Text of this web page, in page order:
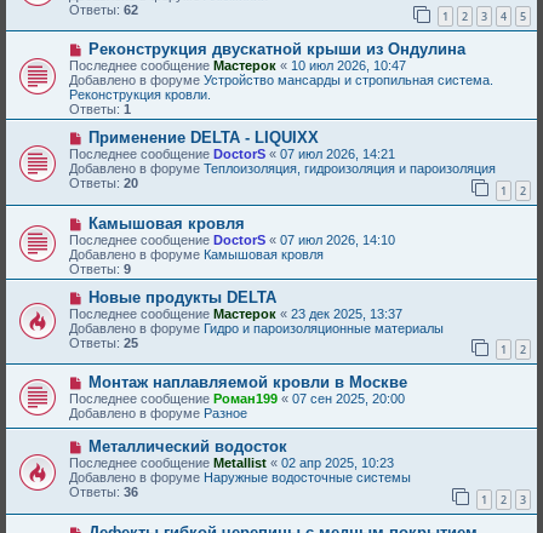
б
щ
е
н
и
е
о
е
с
о
б
щ
е
н
и
е
Ответы: 62 1 2 3 4 5
Н
о
в
о
е
с
о
о
б
щ
е
н
и
е
Реконструкция двускатной крыши из Ондулина
Последнее сообщение Мастерок « 10 июл 2026, 10:47
Добавлено в форуме Устройство мансарды и стропильная система.
Реконструкция кровли.
Ответы: 1
Н
о
в
о
е
с
о
о
б
щ
е
н
и
е
Применение DELTA - LIQUIXX
Последнее сообщение DoctorS « 07 июл 2026, 14:21
Добавлено в форуме Теплоизоляция, гидроизоляция и пароизоляция
Ответы: 20 1 2
Н
о
в
о
е
с
о
о
б
щ
е
н
и
е
Камышовая кровля
Последнее сообщение DoctorS « 07 июл 2026, 14:10
Добавлено в форуме Камышовая кровля
Ответы: 9
Н
о
в
о
е
с
о
б
щ
е
н
и
е
Новые продукты DELTA
Последнее сообщение Мастерок « 23 дек 2025, 13:37
Добавлено в форуме Гидро и пароизоляционные материалы
Ответы: 25 1 2
Н
о
в
е
с
о
о
б
щ
Монтаж наплавляемой кровли в Москве
Последнее сообщение Роман199 « 07 сен 2025, 20:00
Добавлено в форуме Разное
Н
о
в
о
с
Металлический водосток
Последнее сообщение Metallist « 02 апр 2025, 10:23
Добавлено в форуме Наружные водосточные системы
Ответы: 36 1 2 3
Н